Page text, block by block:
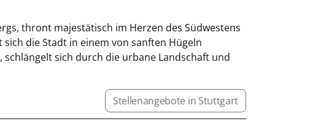
thront majestätisch im Herzen des Südwestens
die Stadt in einem von sanften Hügeln
schlängelt sich durch die urbane Landschaft und
Stellenangebote in Stuttgart